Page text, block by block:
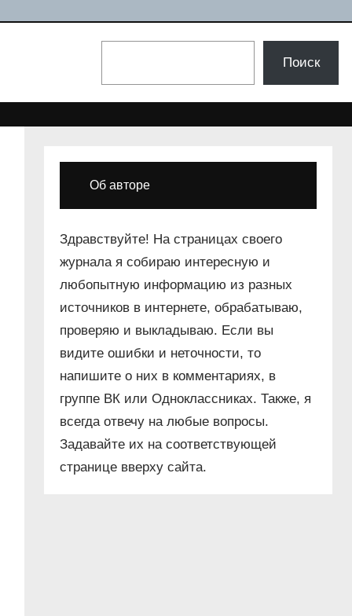
Поиск
Об авторе
Здравствуйте! На страницах своего
журнала я собираю интересную и
любопытную информацию из разных
источников в интернете, обрабатываю,
проверяю и выкладываю. Если вы
видите ошибки и неточности, то
напишите о них в комментариях, в
группе ВК или Одноклассниках. Также, я
всегда отвечу на любые вопросы.
Задавайте их на соответствующей
странице вверху сайта.